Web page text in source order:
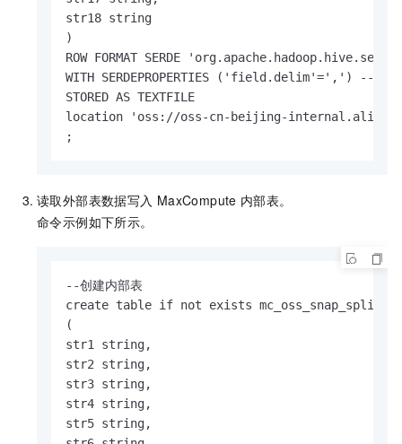
str18 string
)
ROW FORMAT SERDE
WITH SERDEPROPERTIES ('field.delim'=',') --
STORED AS TEXTFILE
location 'oss://oss-cn-beijing-
;
读取外部表数据写入 MaxCompute 内部表。
命令示例如下所示。
--创建内部表
create table if not exists mc_oss_snap_split
(
str1 string,
str2 string,
str3 string,
str4 string,
str5 string,